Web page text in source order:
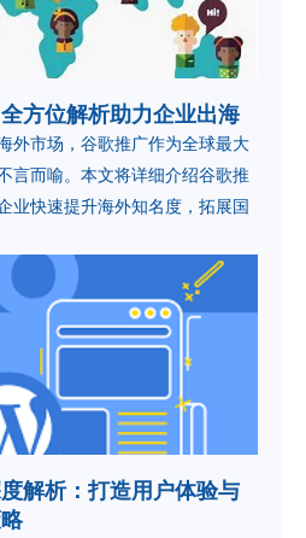
方位解析助力企业出海
外市场，谷歌推广作为全球最大
言而喻。本文将详细介绍谷歌推
业快速提升海外知名度，拓展国
解析：打造用户体验与